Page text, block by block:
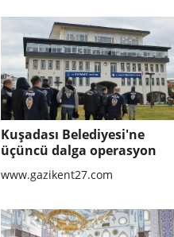
Kuşadası Belediyesi'ne
üçüncü dalga operasyon
www.gazikent27.com